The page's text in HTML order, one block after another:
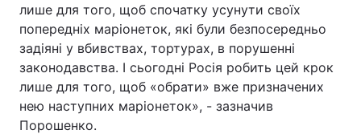
лише для того, щоб спочатку усунути своїх
попередніх маріонеток, які були безпосередньо
задіяні у вбивствах, тортурах, в порушенні
законодавства. І сьогодні Росія робить цей крок
лише для того, щоб «обрати» вже призначених
нею наступних маріонеток», - зазначив
Порошенко.